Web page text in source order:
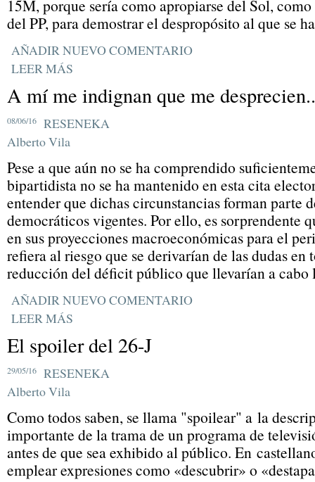
15M, porque sería como apropiarse del Sol,
del PP, para demostrar el despropósito al que se
AÑADIR NUEVO COMENTARIO
LEER MÁS
A mí me indignan que me
08/06/16
RESENEKA
Alberto Vila
Pese a que aún no se ha comprendido
bipartidista no se ha mantenido en esta cita
entender que dichas circunstancias forman parte
democráticos vigentes. Por ello, es sorprendente
en sus proyecciones macroeconómicas para el
refiera al riesgo que se derivarían de las dudas en
reducción del déficit público que llevarían a cabo
AÑADIR NUEVO COMENTARIO
LEER MÁS
El spoiler del 26-J
29/05/16
RESENEKA
Alberto Vila
Como todos saben, se llama "spoilear" a la
importante de la trama de un programa de
antes de que sea exhibido al público. En
emplear expresiones como «descubrir» o